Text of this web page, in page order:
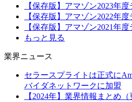
【保存版】アマゾン2023年
【保存版】アマゾン2022年
【保存版】アマゾン2021年
もっと見る
業界ニュース
セラースプライトは正式に
バイダネットワークに加盟
【2024年】業界情報まとめ（